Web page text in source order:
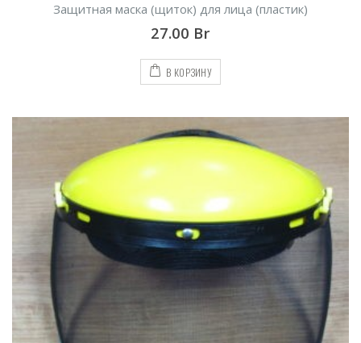
Защитная маска (щиток) для лица (пластик)
27.00 Br
В КОРЗИНУ